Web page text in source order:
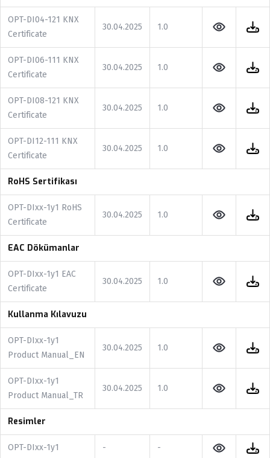
OPT-DI04-121 KNX
Certificate
30.04.2025 1.0
OPT-DI06-111 KNX
Certificate
30.04.2025 1.0
OPT-DI08-121 KNX
Certificate
30.04.2025 1.0
OPT-DI12-111 KNX
Certificate
30.04.2025 1.0
RoHS Sertifikası
OPT-DIxx-1y1 RoHS
Certificate
30.04.2025 1.0
EAC Dökümanlar
OPT-DIxx-1y1 EAC
Certificate
30.04.2025 1.0
Kullanma Kılavuzu
OPT-DIxx-1y1
Product Manual_EN
30.04.2025 1.0
OPT-DIxx-1y1
Product Manual_TR
30.04.2025 1.0
Resimler
OPT-DIxx-1y1 - -